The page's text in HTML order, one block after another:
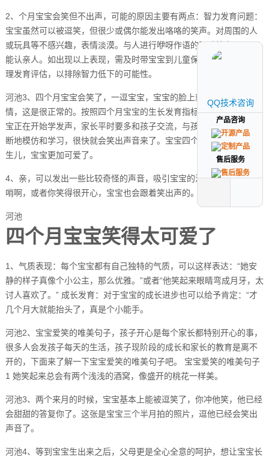
2、个月宝宝会笑但不出声，可能的原因主要有两点：智力发育问题：
宝宝虽然可以被逗笑，但很少或偶尔能发出咯咯的笑声。对周围的人
或玩具等不感兴趣，表情淡漠。与人进行咿呀作语的互动较少，且不
能认亲人。如出现以上表现，需及时带宝宝到儿童保健科进行神经心
理发育评估，以排除智力低下的可能性。
河池3、四个月宝宝会笑了，一逗宝宝，宝宝的脸上就会出现微笑的表
情，这是很正常的。按照四个月宝宝的生长发育指标来看，四个月宝
宝正在开始学发声，家长平时要多和孩子交流，与孩子说话，孩子不
断地模仿和学习，很快就会笑出声音来了。宝宝四个月了，相比较新
生儿，宝宝更加可爱了。
4、亲，可以发出一些比较奇怪的声音，吸引宝宝的注意力，比如吹口
哨啊，或者你笑得很开心，宝宝也会跟着笑出声的。
河池
四个月宝宝笑得太可爱了
1、气质表现：每个宝宝都有自己独特的气质，可以这样表达：“她安
静的样子真像个小公主，那么优雅。”或者“他笑起来眼睛弯成月牙，太
讨人喜欢了。” 成长发育：对于宝宝的成长进步也可以给予肯定：“才
几个月大就能抬头了，真是个小能手。
河池2、宝宝爱笑的唯美句子，孩子开心是每个家长都特别开心的事，
很多人会发孩子每天的生活，孩子现阶段的成长和家长的教育是离不
开的，下面来了解一下宝宝爱笑的唯美句子吧。 宝宝爱笑的唯美句子
1 她笑起来总会有两个浅浅的酒窝，像盛开的桃花一样美。
河池3、两个来月的时候，宝宝基本上能被逗笑了，你冲他笑，他已经
会甜甜的答复你了。这张是宝宝三个半月拍的照片，逗他已经会笑出
声音了。
河池4、等到宝宝生出来之后，父母更是全心全意的呵护，想让宝宝长
QQ技术咨询
产品咨询
售后服务
QQ技术咨询
产品咨询
售后服务